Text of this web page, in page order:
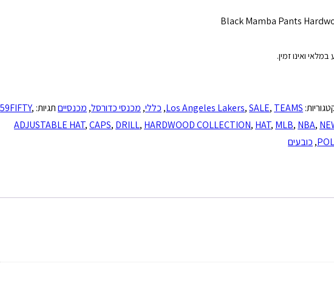
Black Mamba Pants
ואינו זמין.
Los Angeles Lakers,SALE, TEAMS
, כללי, מכנסי כדורסל, מכנסייםתגיות: 59FIFTY,
ADJUSTABLE HAT,CAPS, DRILL, HARDWOOD COLLECTION, HAT, MLB, NBA,
, כובעים